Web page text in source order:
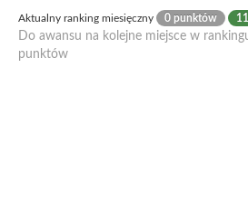
Aktualny ranking miesięczny 0 punktów
Do awansu na kolejne miejsce w
punktów